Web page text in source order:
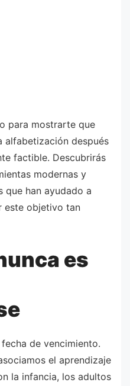
para mostrarte que
alfabetización después
factible. Descubrirás
modernas y
que han ayudado a
este objetivo tan
es
de vencimiento.
el aprendizaje
la infancia, los adultos